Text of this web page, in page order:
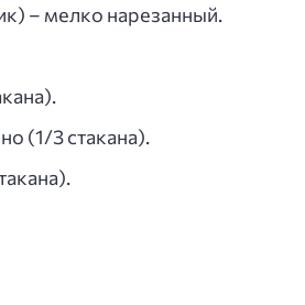
– мелко нарезанный.
(1/3 стакана).